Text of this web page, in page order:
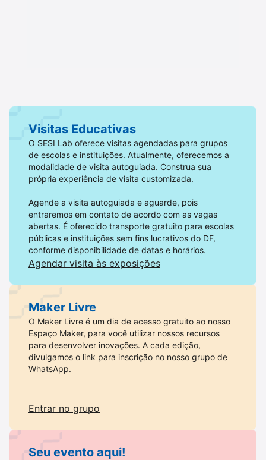
Visitas Educativas
O SESI Lab oferece visitas agendadas para grupos
de escolas e instituições. Atualmente, oferecemos a
modalidade de visita autoguiada. Construa sua
própria experiência de visita customizada.
Agende a visita autoguiada e aguarde, pois
entraremos em contato de acordo com as vagas
abertas. É oferecido transporte gratuito para escolas
públicas e instituições sem fins lucrativos do DF,
conforme disponibilidade de datas e horários.
Agendar visita às exposições
Maker Livre
O Maker Livre é um dia de acesso gratuito ao nosso
Espaço Maker, para você utilizar nossos recursos
para desenvolver inovações. A cada edição,
divulgamos o link para inscrição no nosso grupo de
WhatsApp.
Entrar no grupo
Seu evento aqui!